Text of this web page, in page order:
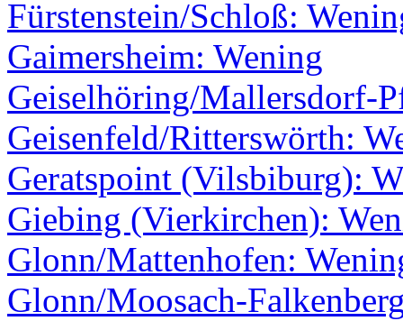
Fürstenstein/Schloß:
Gaimersheim: Wening
Geiselhöring/Mallersdorf-
Geisenfeld/Ritterswörth:
Geratspoint (Vilsbiburg):
Giebing (Vierkirchen):
Glonn/Mattenhofen:
Glonn/Moosach-